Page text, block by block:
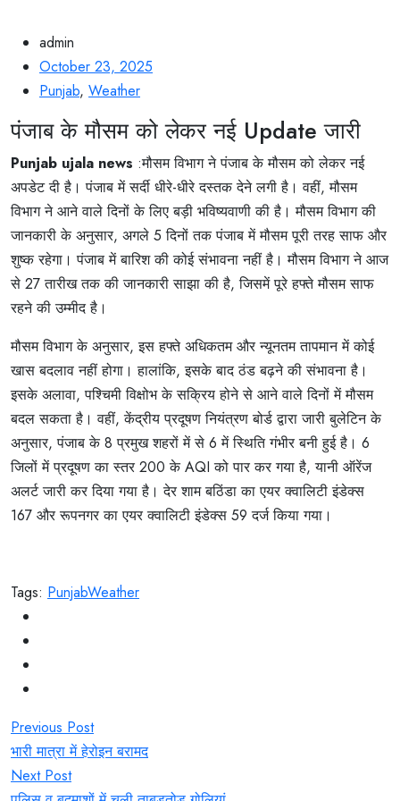
admin
October 23, 2025
Punjab, Weather
पंजाब के मौसम को लेकर नई Update जारी
Punjab ujala news :मौसम विभाग ने पंजाब के मौसम को लेकर नई
अपडेट दी है। पंजाब में सर्दी धीरे-धीरे दस्तक देने लगी है। वहीं, मौसम
विभाग ने आने वाले दिनों के लिए बड़ी भविष्यवाणी की है। मौसम विभाग की
जानकारी के अनुसार, अगले 5 दिनों तक पंजाब में मौसम पूरी तरह साफ और
शुष्क रहेगा। पंजाब में बारिश की कोई संभावना नहीं है। मौसम विभाग ने आज
से 27 तारीख तक की जानकारी साझा की है, जिसमें पूरे हफ्ते मौसम साफ
रहने की उम्मीद है।
मौसम विभाग के अनुसार, इस हफ्ते अधिकतम और न्यूनतम तापमान में कोई
खास बदलाव नहीं होगा। हालांकि, इसके बाद ठंड बढ़ने की संभावना है।
इसके अलावा, पश्चिमी विक्षोभ के सक्रिय होने से आने वाले दिनों में मौसम
बदल सकता है। वहीं, केंद्रीय प्रदूषण नियंत्रण बोर्ड द्वारा जारी बुलेटिन के
अनुसार, पंजाब के 8 प्रमुख शहरों में से 6 में स्थिति गंभीर बनी हुई है। 6
जिलों में प्रदूषण का स्तर 200 के AQI को पार कर गया है, यानी ऑरेंज
अलर्ट जारी कर दिया गया है। देर शाम बठिंडा का एयर क्वालिटी इंडेक्स
167 और रूपनगर का एयर क्वालिटी इंडेक्स 59 दर्ज किया गया।
Tags: PunjabWeather
Post
navigation
Previous Post
भारी मात्रा में हेरोइन बरामद
Next Post